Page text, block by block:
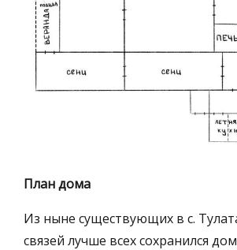
План дома
Из ныне существующих в с.
связей лучше всех сохранился